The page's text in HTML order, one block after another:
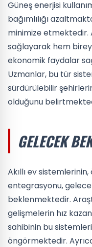
Güneş enerjisi
bağımlılığı
minimize etmektedir.
sağlayarak hem
ekonomik faydalar
Uzmanlar, bu tür
sürdürülebilir
olduğunu
GELECEK
Akıllı ev
entegrasyonu,
beklenmektedir.
gelişmelerin hız
sahibinin bu
öngörmektedir.